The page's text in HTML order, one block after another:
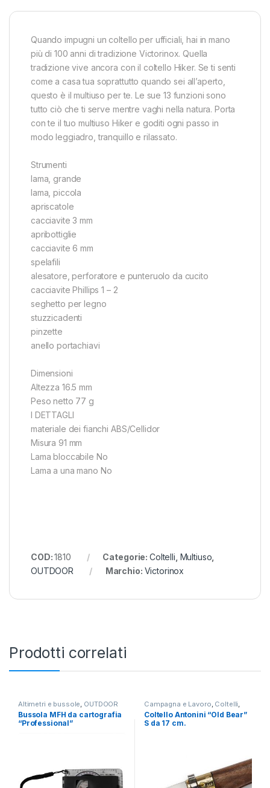
Quando impugni un coltello per ufficiali, hai in mano
più di 100 anni di tradizione Victorinox. Quella
tradizione vive ancora con il coltello Hiker. Se ti senti
come a casa tua soprattutto quando sei all’aperto,
questo è il multiuso per te. Le sue 13 funzioni sono
tutto ciò che ti serve mentre vaghi nella natura. Porta
con te il tuo multiuso Hiker e goditi ogni passo in
modo leggiadro, tranquillo e rilassato.
Strumenti
lama, grande
lama, piccola
apriscatole
cacciavite 3 mm
apribottiglie
cacciavite 6 mm
spelafili
alesatore, perforatore e punteruolo da cucito
cacciavite Phillips 1 – 2
seghetto per legno
stuzzicadenti
pinzette
anello portachiavi
Dimensioni
Altezza 16.5 mm
Peso netto 77 g
I DETTAGLI
materiale dei fianchi ABS/Cellidor
Misura 91 mm
Lama bloccabile No
Lama a una mano No
COD:1810 Categorie: Coltelli Multiuso
OUTDOOR
Marchio: Victorinox
Prodotti correlati
Altimetri e bussole OUTDOOR
Bussola MFH da cartografia
“Professional”
Campagna e Lavoro Coltelli
OUTDOOR
Coltello Antonini “Old Bear”
S da 17 cm.